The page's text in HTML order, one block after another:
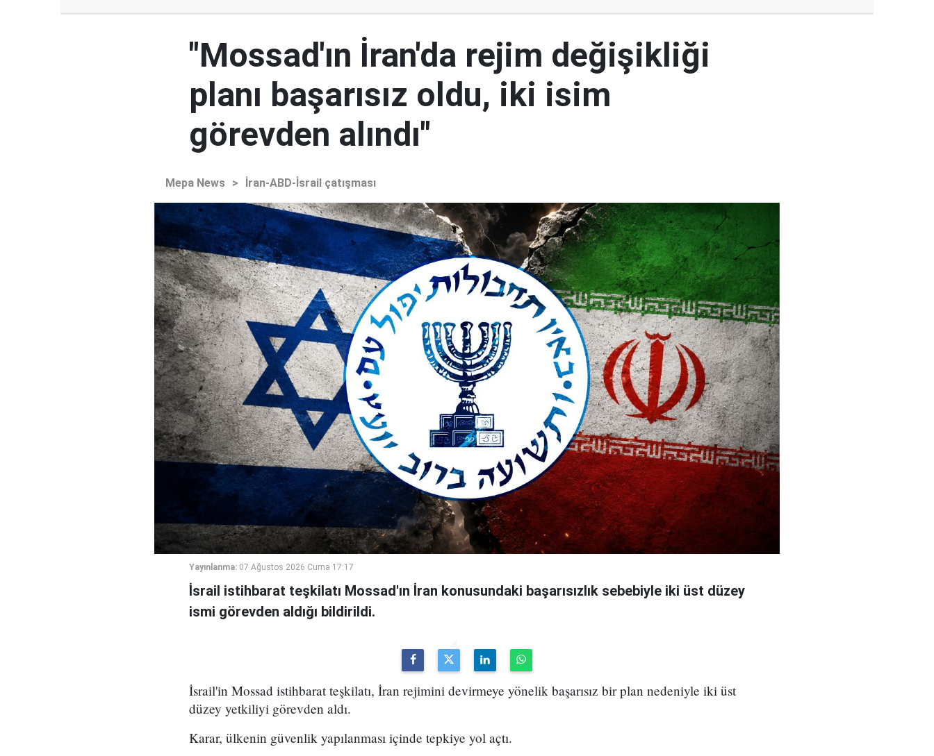
"Mossad'ın İran'da rejim değişikliği
planı başarısız oldu, iki isim
görevden alındı"
Mepa News > İran-ABD-İsrail çatışması
Yayınlanma: 07 Ağustos 2026 Cuma 17:17
İsrail istihbarat teşkilatı Mossad'ın İran konusundaki başarısızlık sebebiyle iki üst düzey
ismi görevden aldığı bildirildi.
İsrail'in Mossad istihbarat teşkilatı, İran rejimini devirmeye yönelik başarısız bir plan nedeniyle iki üst
düzey yetkiliyi görevden aldı.
Karar, ülkenin güvenlik yapılanması içinde tepkiye yol açtı.